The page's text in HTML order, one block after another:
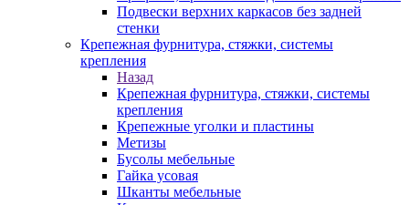
Подвески верхних каркасов без задней
стенки
Крепежная фурнитура, стяжки, системы
крепления
Назад
Крепежная фурнитура, стяжки, системы
крепления
Крепежные уголки и пластины
Метизы
Бусолы мебельные
Гайка усовая
Шканты мебельные